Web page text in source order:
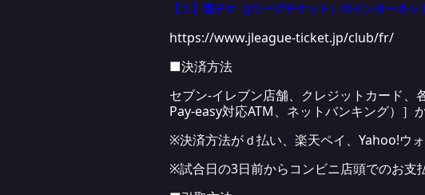
【１】琉チケ（Jリーグチケット）のインターネッ
https://www.jleague-ticket.jp/club/fr/
■決済方法
セブン-イレブン店舗、クレジットカード、
Pay-easy対応ATM、ネットバンキング）］か
※決済方法がｄ払い、楽天ペイ、Yahoo!ウ
※試合日の3日前からコンビニ店頭でのお支